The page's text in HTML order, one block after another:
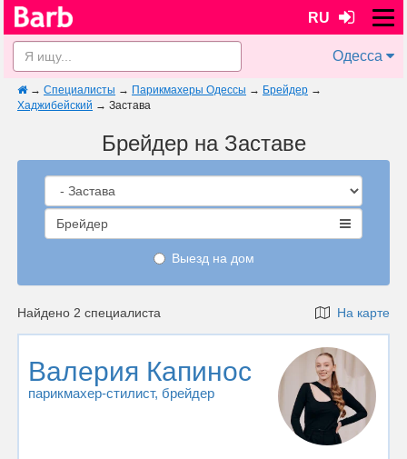
RU
Одесса
→ Специалисты → Парикмахеры Одессы → Брейдер →
Хаджибейский → Застава
Брейдер на Заставе
Брейдер
Выезд на дом
Найдено 2 специалиста На карте
Валерия Капинос
парикмахер-стилист, брейдер